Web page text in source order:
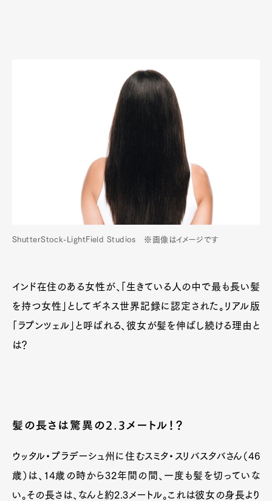
ShutterStock-LightField Studios ※画像はイメージです
インド在住のある女性が、「生きている人の中で最も長い髪
を持つ女性」としてギネス世界記録に認定された。リアル版
「ラプンツェル」と呼ばれる、彼女が髪を伸ばし続ける理由と
は？
髪の長さは驚異の2.3メートル！？
ウッタル・プラデーシュ州に住むスミタ・スリバスタバさん（46
歳）は、14歳の時から32年間の間、一度も髪を切っていな
い。その長さは、なんと約2.3メートル。これは彼女の身長より